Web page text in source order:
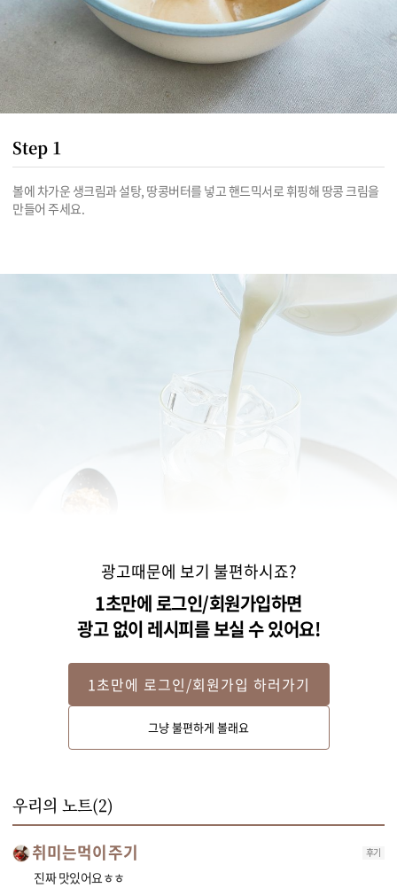
Step 1
볼에 차가운 생크림과 설탕, 땅콩버터를 넣고 핸드믹서로 휘핑해 땅콩 크림을
광고때문에 보기 불편하시죠?
1초만에 로그인/회원가입하면
광고 없이 레시피를 보실 수 있어요!
1초만에 로그인/회원가입 하러가기
그냥 불편하게 볼래요
우리의 노트(2)
취미는먹이주기 후기
진짜 맛있어요ㅎㅎ